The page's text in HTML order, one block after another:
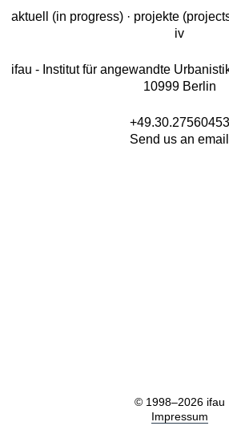
aktuell (in progress) · projekte
iv
ifau - Institut für angewandte
10999 Berlin
+49.30.27560453
Send us an email
© 1998–2026 ifau
Impressum